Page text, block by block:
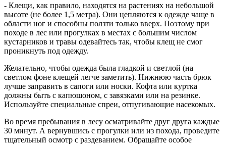
- Клещи, как правило, находятся на растениях на небольшой
высоте (не более 1,5 метра). Они цепляются к одежде чаще в
области ног и способны ползти только вверх. Поэтому при
походе в лес или прогулках в местах с большим числом
кустарников и травы одевайтесь так, чтобы клещ не смог
проникнуть под одежду.
Желательно, чтобы одежда была гладкой и светлой (на
светлом фоне клещей легче заметить). Нижнюю часть брюк
лучше заправить в сапоги или носки. Кофта или куртка
должны быть с капюшоном, с завязками или на резинке.
Используйте специальные спреи, отпугивающие насекомых.
Во время пребывания в лесу осматривайте друг друга каждые
30 минут. А вернувшись с прогулки или из похода, проведите
тщательный осмотр с раздеванием. Обращайте особое